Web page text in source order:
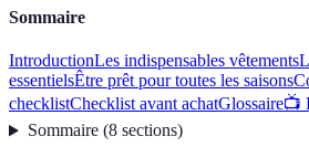
Sommaire
IntroductionLes indispensables vêtements
essentielsÊtre prêt pour toutes les saisons
checklistChecklist avant achatGlossaire📺
Sommaire(8 sections)